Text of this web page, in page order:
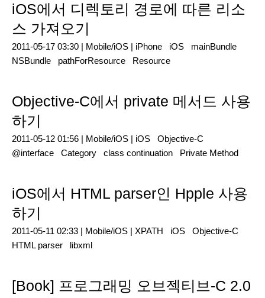
iOS에서 디렉토리 경로에 따른 리소
스 가져오기
2011-05-17 03:30 | Mobile/iOS | iPhone iOS
mainBundle
NSBundle
pathForResource Resource
Objective-C에서 private 메서드 사용
하기
2011-05-12 01:56 | Mobile/iOS | iOS
Objective-C
@interface
Category class continuation Private Method
iOS에서 HTML parser인 Hpple 사용
하기
2011-05-11 02:33 | Mobile/iOS | XPATH iOS
Objective-C
HTML parser
libxml
[Book] 프로그래밍 오브젝티브-C 2.0